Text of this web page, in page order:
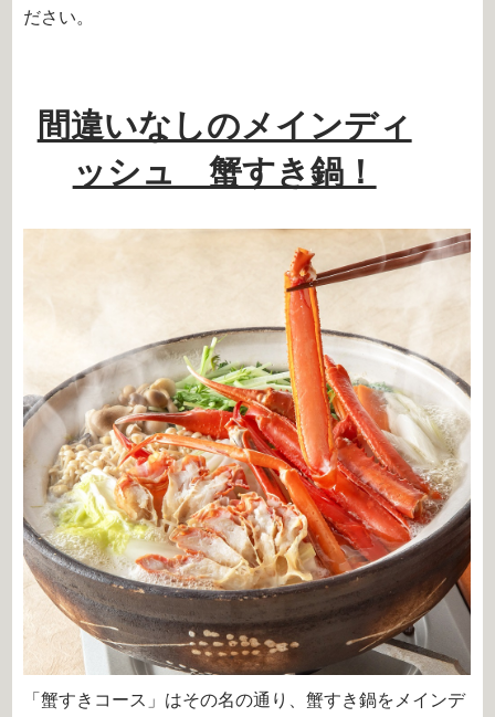
ださい。
間違いなしのメインディ
ッシュ 蟹すき鍋！
「蟹すきコース」はその名の通り、蟹すき鍋をメインデ